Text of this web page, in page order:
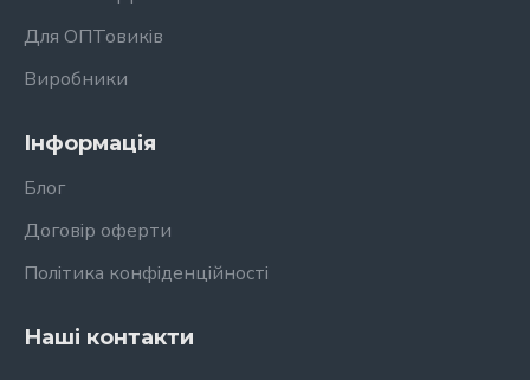
Для ОПТовиків
Виробники
Інформація
Блог
Договір оферти
Політика конфіденційності
Наші контакти